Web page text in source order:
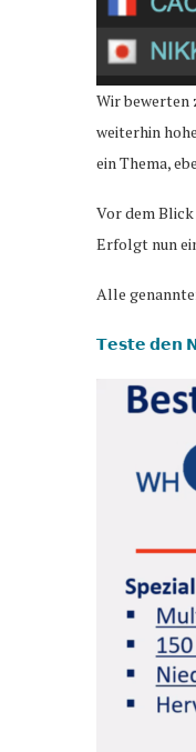
Wir bewerten
weiterhin
ein Thema,
Vor dem
Erfolgt nun
Alle
𝗧𝗲𝘀𝘁𝗲 𝗱𝗲𝗻